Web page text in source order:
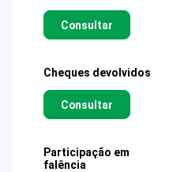
Consultar
Cheques devolvidos
Consultar
Participação em
falência